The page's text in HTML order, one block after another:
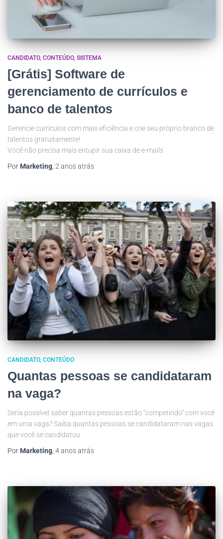
CANDIDATO CONTEÚDO SISTEMA
[Grátis] Software de
gerenciamento de currículos e
banco de talentos
Gerencie currículos com mais eficiência e crie seu próprio branco de
talentos gratuitamente!
Você não precisa mais entupir sua caixa de e-mails
Por Marketing 2 anosatrás
CANDIDATO CONTEÚDO
Quantas pessoas se candidataram
na vaga?
Seria possível saber quantas pessoas estão “competindo” com você
em uma vaga? Saiba quantas pessoas se candidataram nas vagas
que você se candidatou
Por Marketing, 4 anosatrás